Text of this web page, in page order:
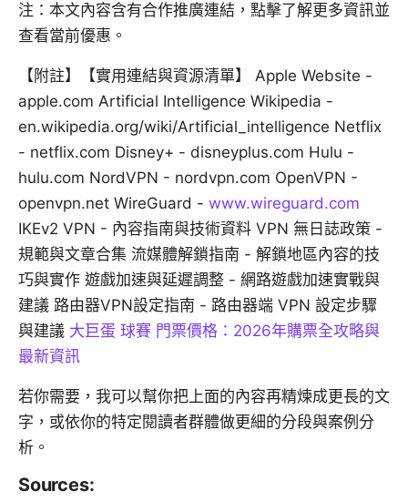
注：本文內容含有合作推廣連結，點擊了解更多資訊並
查看當前優惠。
【附註】【實用連結與資源清單】 Apple Website -
apple.com Artificial Intelligence Wikipedia -
en.wikipedia.org/wiki/Artificial_intelligence Netflix
- netflix.com Disney+ - disneyplus.com Hulu -
hulu.com NordVPN - nordvpn.com OpenVPN -
openvpn.net WireGuard - www.wireguard.com
IKEv2 VPN - 內容指南與技術資料 VPN 無日誌政策 -
規範與文章合集 流媒體解鎖指南 - 解鎖地區內容的技
巧與實作 遊戲加速與延遲調整 - 網路遊戲加速實戰與
建議 路由器VPN設定指南 - 路由器端 VPN 設定步驟
與建議 大巨蛋 球賽 門票價格：2026年購票全攻略與
最新資訊
若你需要，我可以幫你把上面的內容再精煉成更長的文
字，或依你的特定閱讀者群體做更細的分段與案例分
析。
Sources: